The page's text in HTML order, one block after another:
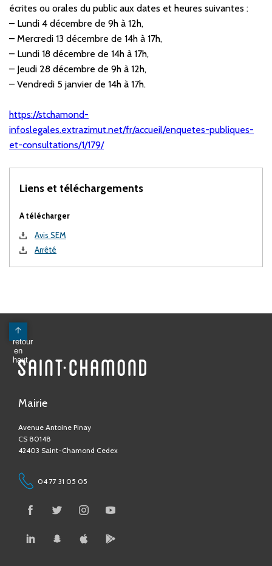
écrites ou orales du public aux dates et heures suivantes :
– Lundi 4 décembre de 9h à 12h,
– Mercredi 13 décembre de 14h à 17h,
– Lundi 18 décembre de 14h à 17h,
– Jeudi 28 décembre de 9h à 12h,
– Vendredi 5 janvier de 14h à 17h.
https://stchamond-
infoslegales.extrazimut.net/fr/accueil/enquetes-publiques-
et-consultations/1/179/
Liens et téléchargements
A télécharger
Avis SEM
Arrêté
Mairie
Avenue Antoine Pinay
04 77 31 05 05